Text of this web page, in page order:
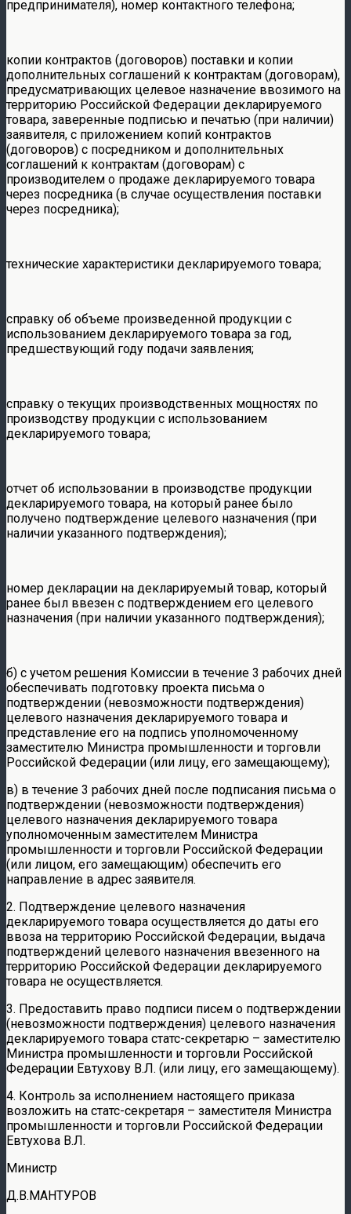
предпринимателя), номер контактного телефона;
копии контрактов (договоров) поставки и копии
дополнительных соглашений к контрактам (договорам),
предусматривающих целевое назначение ввозимого на
территорию Российской Федерации декларируемого
товара, заверенные подписью и печатью (при наличии)
заявителя, с приложением копий контрактов
(договоров) с посредником и дополнительных
соглашений к контрактам (договорам) с
производителем о продаже декларируемого товара
через посредника (в случае осуществления поставки
через посредника);
технические характеристики декларируемого товара;
справку об объеме произведенной продукции с
использованием декларируемого товара за год,
предшествующий году подачи заявления;
справку о текущих производственных мощностях по
производству продукции с использованием
декларируемого товара;
отчет об использовании в производстве продукции
декларируемого товара, на который ранее было
получено подтверждение целевого назначения (при
наличии указанного подтверждения);
номер декларации на декларируемый товар, который
ранее был ввезен с подтверждением его целевого
назначения (при наличии указанного подтверждения);
б) с учетом решения Комиссии в течение 3 рабочих дней
обеспечивать подготовку проекта письма о
подтверждении (невозможности подтверждения)
целевого назначения декларируемого товара и
представление его на подпись уполномоченному
заместителю Министра промышленности и торговли
Российской Федерации (или лицу, его замещающему);
в) в течение 3 рабочих дней после подписания письма о
подтверждении (невозможности подтверждения)
целевого назначения декларируемого товара
уполномоченным заместителем Министра
промышленности и торговли Российской Федерации
(или лицом, его замещающим) обеспечить его
направление в адрес заявителя.
2. Подтверждение целевого назначения
декларируемого товара осуществляется до даты его
ввоза на территорию Российской Федерации, выдача
подтверждений целевого назначения ввезенного на
территорию Российской Федерации декларируемого
товара не осуществляется.
3. Предоставить право подписи писем о подтверждении
(невозможности подтверждения) целевого назначения
декларируемого товара статс-секретарю – заместителю
Министра промышленности и торговли Российской
Федерации Евтухову В.Л. (или лицу, его замещающему).
4. Контроль за исполнением настоящего приказа
возложить на статс-секретаря – заместителя Министра
промышленности и торговли Российской Федерации
Евтухова В.Л.
Министр
Д.В.МАНТУРОВ